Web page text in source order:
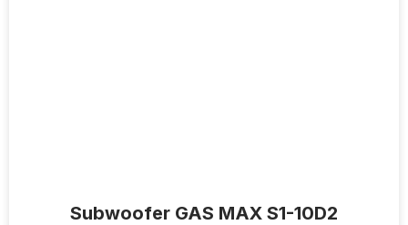
Subwoofer GAS MAX S1-10D2